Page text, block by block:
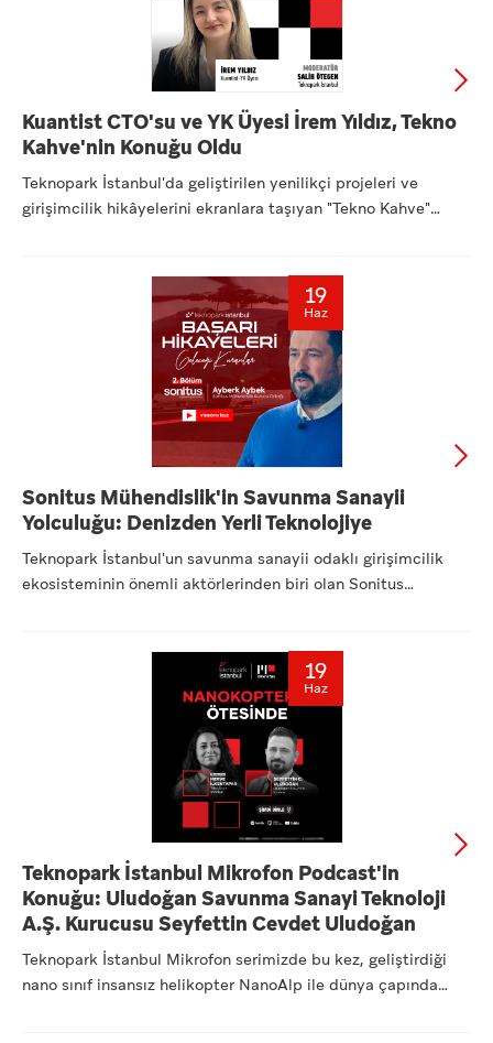
Kuantist CTO'su ve YK Üyesi İrem Yıldız, Tekno
Kahve'nin Konuğu Oldu
Teknopark İstanbul'da geliştirilen yenilikçi projeleri ve
girişimcilik hikâyelerini ekranlara taşıyan "Tekno Kahve"
19
Haz
Sonitus Mühendislik'in Savunma Sanayii
Yolculuğu: Denizden Yerli Teknolojiye
Teknopark İstanbul'un savunma sanayii odaklı girişimcilik
ekosisteminin önemli aktörlerinden biri olan Sonitus
19
Haz
Teknopark İstanbul Mikrofon Podcast'in
Konuğu: Uludoğan Savunma Sanayi Teknoloji
A.Ş. Kurucusu Seyfettin Cevdet Uludoğan
Teknopark İstanbul Mikrofon serimizde bu kez, geliştirdiği
nano sınıf insansız helikopter NanoAlp ile dünya çapında